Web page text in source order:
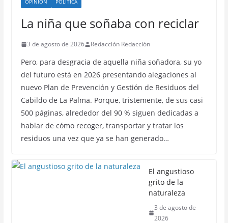
OPINIÓN
POLÍTICA
La niña que soñaba con reciclar
3 de agosto de 2026 Redacción Redacción
Pero, para desgracia de aquella niña soñadora, su yo
del futuro está en 2026 presentando alegaciones al
nuevo Plan de Prevención y Gestión de Residuos del
Cabildo de La Palma. Porque, tristemente, de sus casi
500 páginas, alrededor del 90 % siguen dedicadas a
hablar de cómo recoger, transportar y tratar los
residuos una vez que ya se han generado…
El angustioso
grito de la
naturaleza
3 de agosto de
2026